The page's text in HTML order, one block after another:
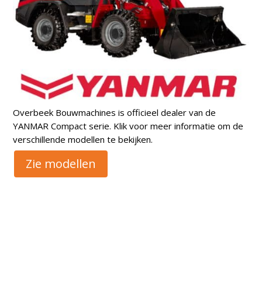
Overbeek Bouwmachines is officieel dealer van de
YANMAR Compact serie. Klik voor meer informatie om de
verschillende modellen te bekijken.
Zie modellen